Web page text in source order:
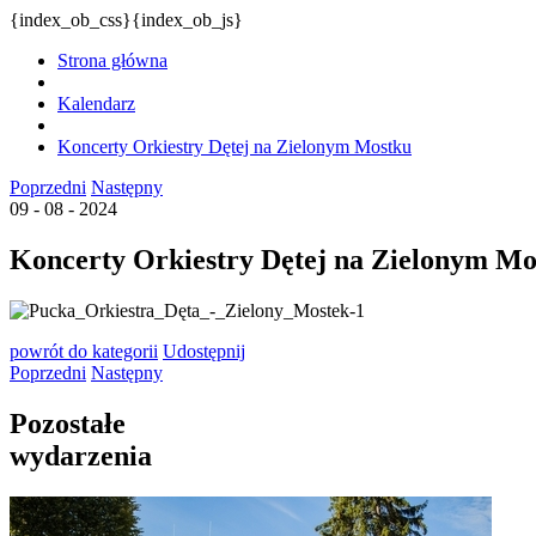
{index_ob_css}{index_ob_js}
Strona główna
Kalendarz
Koncerty Orkiestry Dętej na Zielonym Mostku
Poprzedni Następny
09 - 08 - 2024
Koncerty Orkiestry Dętej na Zielonym
powrót do kategorii Udostępnij
Poprzedni Następny
Pozostałe
wydarzenia